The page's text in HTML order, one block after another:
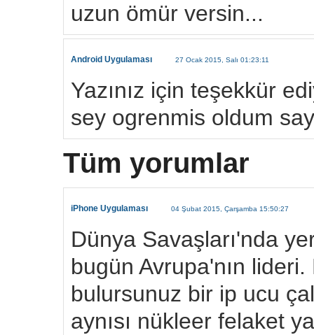
uzun ömür versin...
Android Uygulaması 27 Ocak 2015, Salı 01:23:11
Yazınız için teşekkür
sey ogrenmis oldum
Tüm yorumlar
iPhone Uygulaması 04 Şubat 2015, Çarşamba 15:50:27
Dünya Savaşları'nda
bugün Avrupa'nın
bulursunuz bir ip ucu
aynısı nükleer felaket